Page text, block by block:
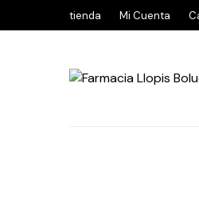
tienda Mi Cuenta